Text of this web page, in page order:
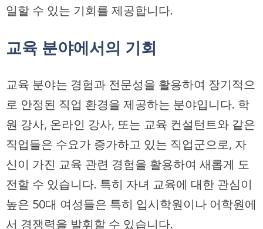
일할 수 있는 기회를 제공합니다.
교육 분야에서의 기회
교육 분야는 경험과 전문성을 활용하여 장기적으
로 안정된 직업 환경을 제공하는 분야입니다. 학
원 강사, 온라인 강사, 또는 교육 컨설턴트와 같은
직업들은 수요가 증가하고 있는 직업군으로, 자
신이 가진 교육 관련 경험을 활용하여 새롭게 도
전할 수 있습니다. 특히 자녀 교육에 대한 관심이
높은 50대 여성들은 특히 입시학원이나 어학원에
서 경쟁력을 발휘할 수 있습니다.